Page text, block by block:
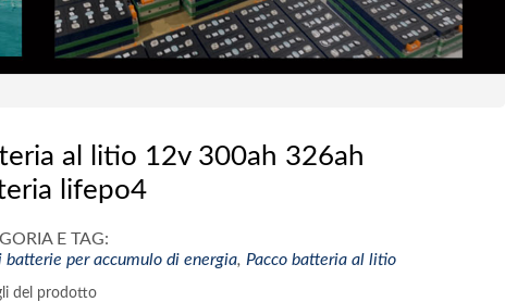
al litio 12v 300ah 326ah
lifepo4
E TAG:
batterie per accumulo di energia, Pacco batteria al litio
del prodotto